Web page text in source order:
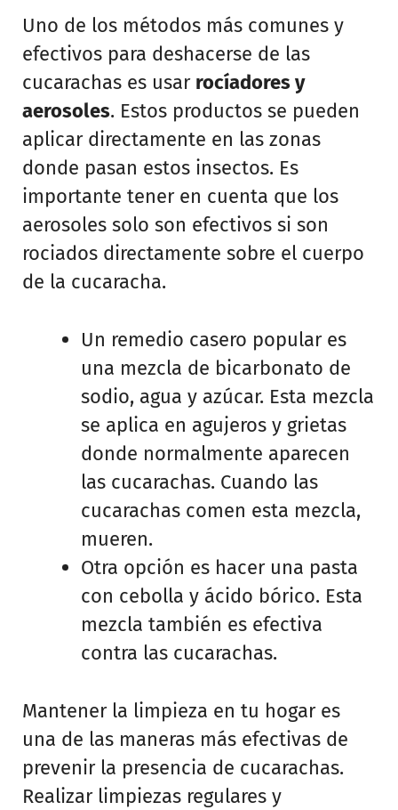
Uno de los métodos más comunes y
efectivos para deshacerse de las
cucarachas es usar rocíadores y
aerosoles. Estos productos se pueden
aplicar directamente en las zonas
donde pasan estos insectos. Es
importante tener en cuenta que los
aerosoles solo son efectivos si son
rociados directamente sobre el cuerpo
de la cucaracha.
Un remedio casero popular es
una mezcla de bicarbonato de
sodio, agua y azúcar. Esta mezcla
se aplica en agujeros y grietas
donde normalmente aparecen
las cucarachas. Cuando las
cucarachas comen esta mezcla,
mueren.
Otra opción es hacer una pasta
con cebolla y ácido bórico. Esta
mezcla también es efectiva
contra las cucarachas.
Mantener la limpieza en tu hogar es
una de las maneras más efectivas de
prevenir la presencia de cucarachas.
Realizar limpiezas regulares y